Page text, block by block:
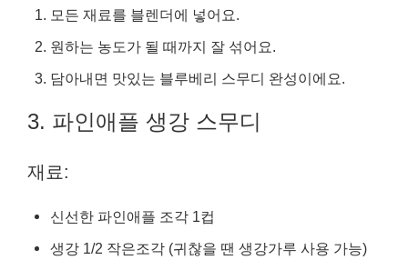
모든 재료를 블렌더에 넣어요.
원하는 농도가 될 때까지 잘 섞어요.
담아내면 맛있는 블루베리 스무디 완성이에요.
3. 파인애플 생강 스무디
재료:
신선한 파인애플 조각 1컵
생강 1/2 작은조각 (귀찮을 땐 생강가루 사용 가능)